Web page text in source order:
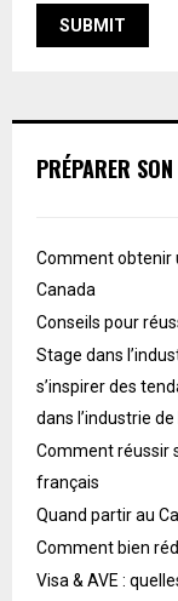
PRÉPARER
Comment obtenir
Canada
Conseils pour
Stage dans
s’inspirer des
dans l’industrie
Comment réussir
français
Quand partir au
Comment bien
Visa & AVE :